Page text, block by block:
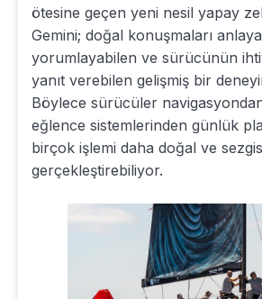
ötesine geçen yeni nesil yapay
Gemini; doğal konuşmaları
yorumlayabilen ve sürücünün
yanıt verebilen gelişmiş bir
Böylece sürücüler
eğlence sistemlerinden günlük
birçok işlemi daha doğal ve
gerçekleştirebiliyor.